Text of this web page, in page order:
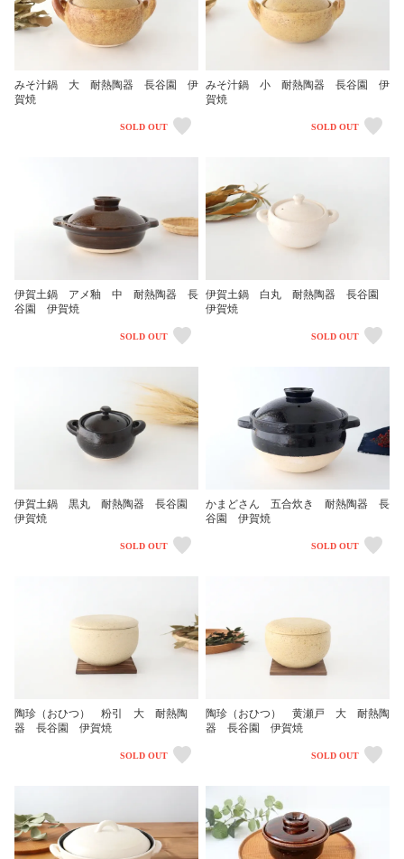
みそ汁鍋 大 耐熱陶器 長谷園 伊
賀焼
SOLD OUT
みそ汁鍋 小 耐熱陶器 長谷園 伊
賀焼
SOLD OUT
伊賀土鍋 アメ釉 中 耐熱陶器 長
谷園 伊賀焼
SOLD OUT
伊賀土鍋 白丸 耐熱陶器 長谷園
伊賀焼
SOLD OUT
伊賀土鍋 黒丸 耐熱陶器 長谷園
伊賀焼
SOLD OUT
かまどさん 五合炊き 耐熱陶器 長
谷園 伊賀焼
SOLD OUT
陶珍（おひつ） 粉引 大 耐熱陶
器 長谷園 伊賀焼
SOLD OUT
陶珍（おひつ） 黄瀬戸 大 耐熱陶
器 長谷園 伊賀焼
SOLD OUT